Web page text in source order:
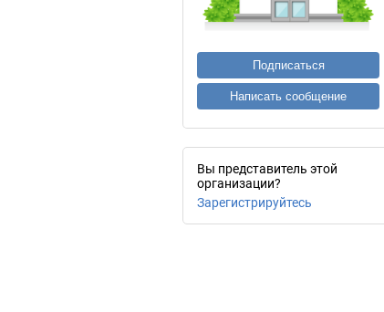
Подписаться
Написать сообщение
Вы представитель этой
организации?
Зарегистрируйтесь